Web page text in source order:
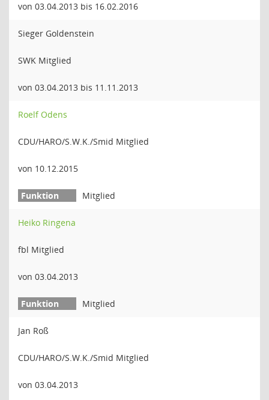
von 03.04.2013 bis 16.02.2016
Sieger Goldenstein
SWK Mitglied
von 03.04.2013 bis 11.11.2013
Roelf Odens
CDU/HARO/S.W.K./Smid Mitglied
von 10.12.2015
Mitglied
Heiko Ringena
fbl Mitglied
von 03.04.2013
Mitglied
Jan Roß
CDU/HARO/S.W.K./Smid Mitglied
von 03.04.2013